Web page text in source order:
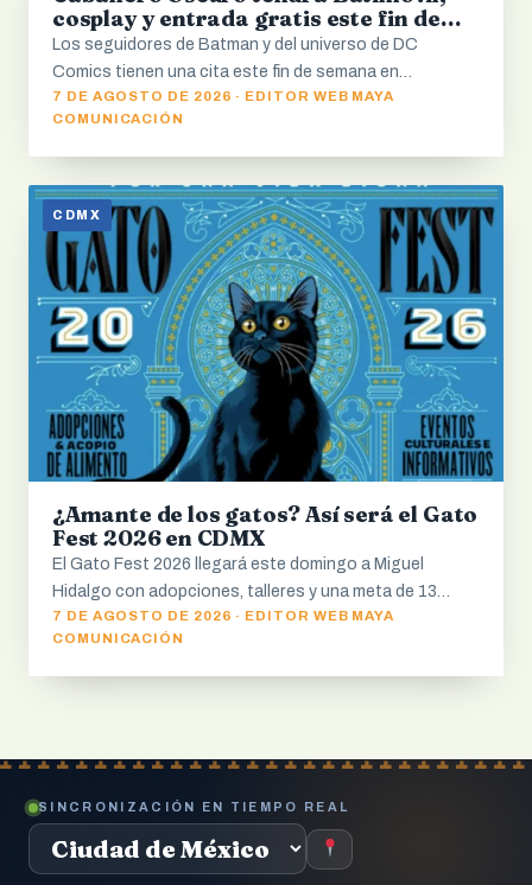
cosplay y entrada gratis este fin de
semana
Los seguidores de Batman y del universo de DC
Comics tienen una cita este fin de semana en…
7 DE AGOSTO DE 2026 · EDITOR WEB MAYA
COMUNICACIÓN
CDMX
¿Amante de los gatos? Así será el Gato
Fest 2026 en CDMX
El Gato Fest 2026 llegará este domingo a Miguel
Hidalgo con adopciones, talleres y una meta de 13…
7 DE AGOSTO DE 2026 · EDITOR WEB MAYA
COMUNICACIÓN
SINCRONIZACIÓN EN TIEMPO REAL